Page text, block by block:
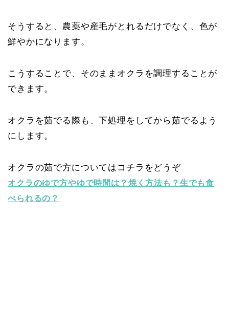
そうすると、農薬や産毛がとれるだけでなく、色が
鮮やかになります。
こうすることで、そのままオクラを調理することが
できます。
オクラを茹でる際も、下処理をしてから茹でるよう
にします。
オクラの茹で方についてはコチラをどうぞ
オクラのゆで方やゆで時間は？焼く方法も？生でも食
べられるの？